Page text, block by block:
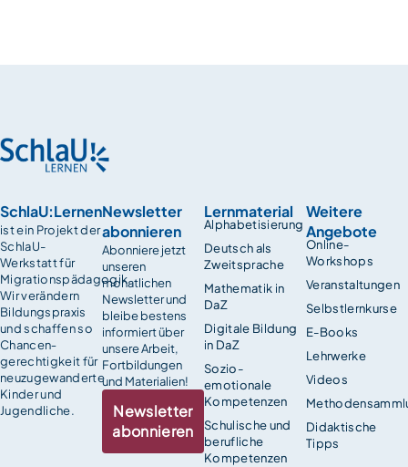
SchlaU:Lernen
ist ein Projekt der
SchlaU-
Werkstatt für
Migrationspädagogik.
Wir verändern
Bildungspraxis
und schaffen so
Chancen­
gerechtigkeit für
neuzugewanderte
Kinder und
Jugendliche.
Lernmaterial
Alphabetisierung
Deutsch als
Zweitsprache
Mathematik in
DaZ
Digitale Bildung
in DaZ
Sozio-
emotionale
Kompetenzen
Schulische und
berufliche
Kompetenzen
Weitere
Angebote
Online-
Workshops
Veranstaltungen
Selbstlernkurse
E-Books
Lehrwerke
Videos
Didaktische
Tipps
Newsletter
abonnieren
Abonniere jetzt
unseren
monatlichen
Newsletter und
bleibe bestens
informiert über
unsere Arbeit,
Fortbildungen
und Materialien!
Newsletter
abonnieren